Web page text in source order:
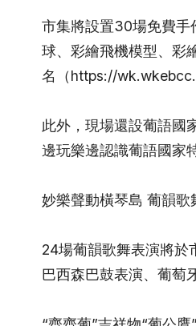
市集將設置30場免費手
球、彩繪飛機模型、彩
名（https://
此外，現場還設葡語國
邊玩樂邊認識葡語國家
妙樂聲動橫琴島 葡韻歌
24場葡韻歌舞表演將於
巴西森巴鼓表演、葡萄